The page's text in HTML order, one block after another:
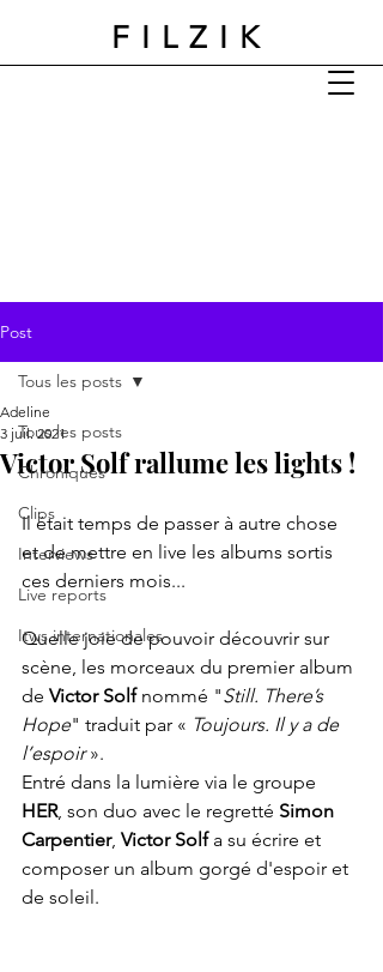
FILZIK
Post
Tous les posts
Chroniques
Clips
Interviews
Live reports
Itws internationales
Tous les posts
Victor Solf rallume les lights !
Adeline
3 juil. 2021
Il était temps de passer à autre chose
et de mettre en live les albums sortis
ces derniers mois...
Quelle joie de pouvoir découvrir sur
scène, les morceaux du premier album
de Victor Solf nommé "Still. There’s
Hope" traduit par « Toujours. Il y a de
l’espoir ».
Entré dans la lumière via le groupe
HER, son duo avec le regretté Simon
Carpentier, Victor Solf a su écrire et
composer un album gorgé d'espoir et
de soleil.